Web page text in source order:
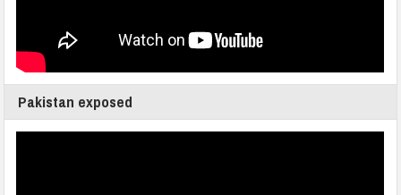
Pakistan exposed